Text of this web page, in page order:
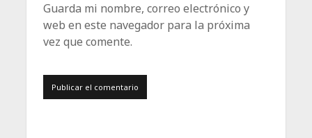
Guarda mi nombre, correo electrónico y
web en este navegador para la próxima
vez que comente.